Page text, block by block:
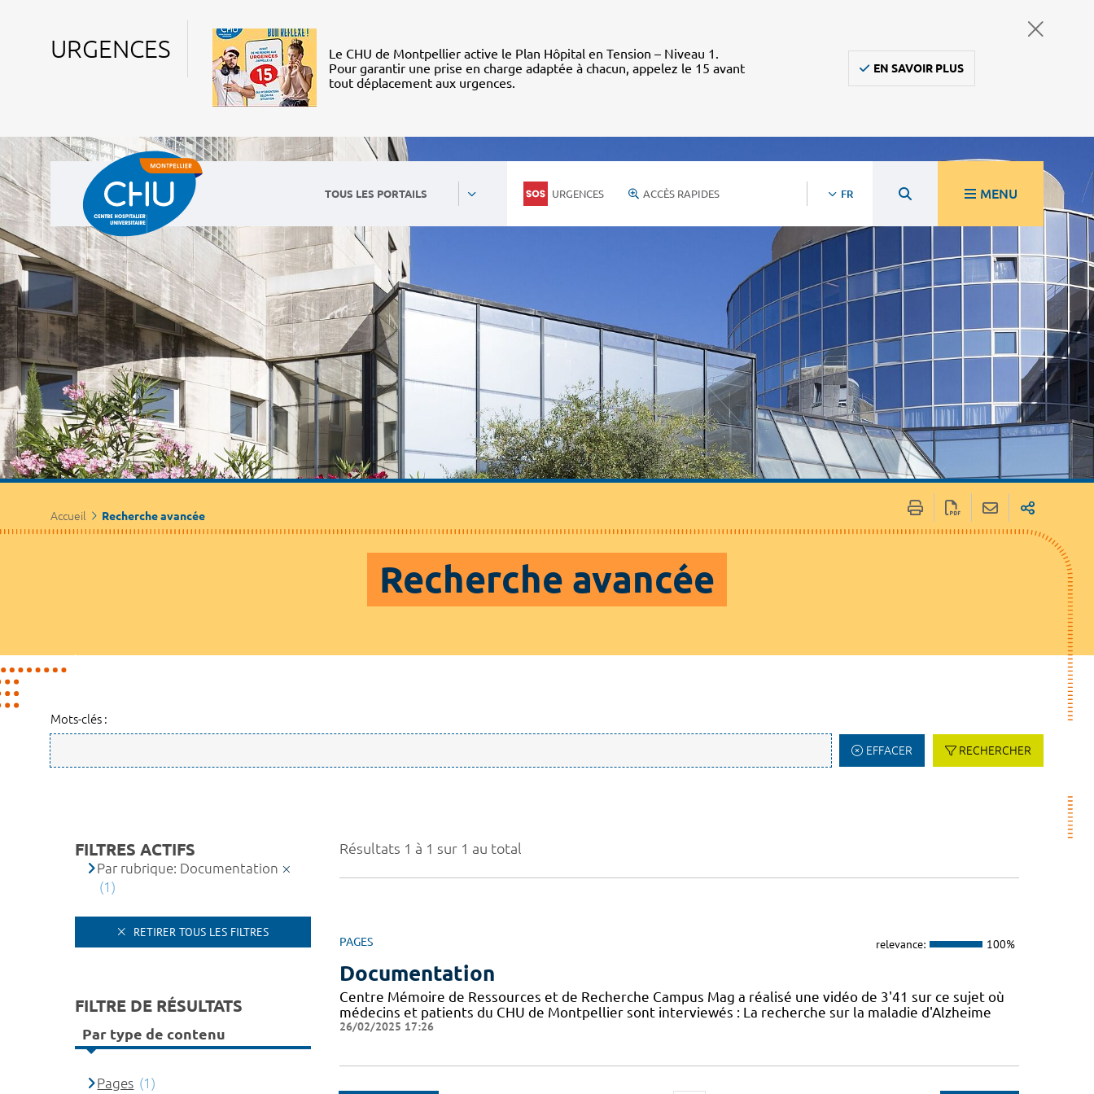
URGENCES
Le CHU de Montpellier active le Plan Hôpital en Tension – Niveau 1.
Pour garantir une prise en charge adaptée à chacun, appelez le 15 avant
tout déplacement aux urgences.
EN SAVOIR PLUS
TOUS LES PORTAILS URGENCES ACCÈS RAPIDES FR MENU
Accueil Recherche avancée
Recherche avancée
Mots-clés :
EFFACER RECHERCHER
Résultats 1 à 1 sur 1 au total
PAGES relevance: 100%
Documentation
Centre Mémoire de Ressources et de Recherche Campus Mag a réalisé une vidéo de 3'41 sur ce sujet où
médecins et patients du CHU de Montpellier sont interviewés : La recherche sur la maladie d'Alzheime
26/02/2025 17:26
FILTRES ACTIFS
Par rubrique: Documentation
(1)
RETIRER TOUS LES FILTRES
FILTRE DE RÉSULTATS
Par type de contenu
Pages (1)